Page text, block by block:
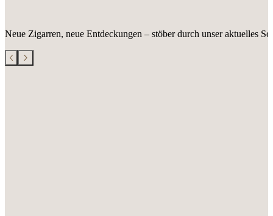
Neue Zigarren, neue Entdeckungen – stöber durch unser aktuelles